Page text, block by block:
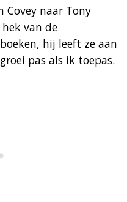
Covey naar Tony
van de
hij leeft ze aan
pas als ik toepas.